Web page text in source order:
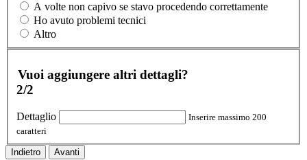
A volte non capivo se stavo procedendo correttamente
Ho avuto problemi tecnici
Altro
Vuoi aggiungere altri dettagli?
2/2
Dettaglio
Inserire massimo 200
caratteri
Indietro Avanti